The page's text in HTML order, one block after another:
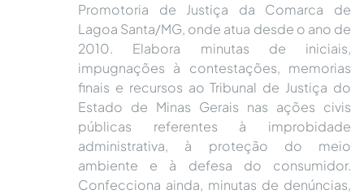
Promotoria de Justiça da Comarca de
Lagoa Santa/MG, onde atua desde o ano de
2010. Elabora minutas de iniciais,
impugnações à contestações, memorias
finais e recursos ao Tribunal de Justiça do
Estado de Minas Gerais nas ações civis
públicas referentes à improbidade
administrativa, à proteção do meio
ambiente e à defesa do consumidor.
Confecciona ainda, minutas de denúncias,